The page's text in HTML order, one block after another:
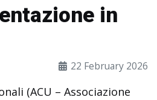
in
22 February 2026
(ACU – Associazione